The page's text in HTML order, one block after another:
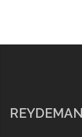
REYDEMAN